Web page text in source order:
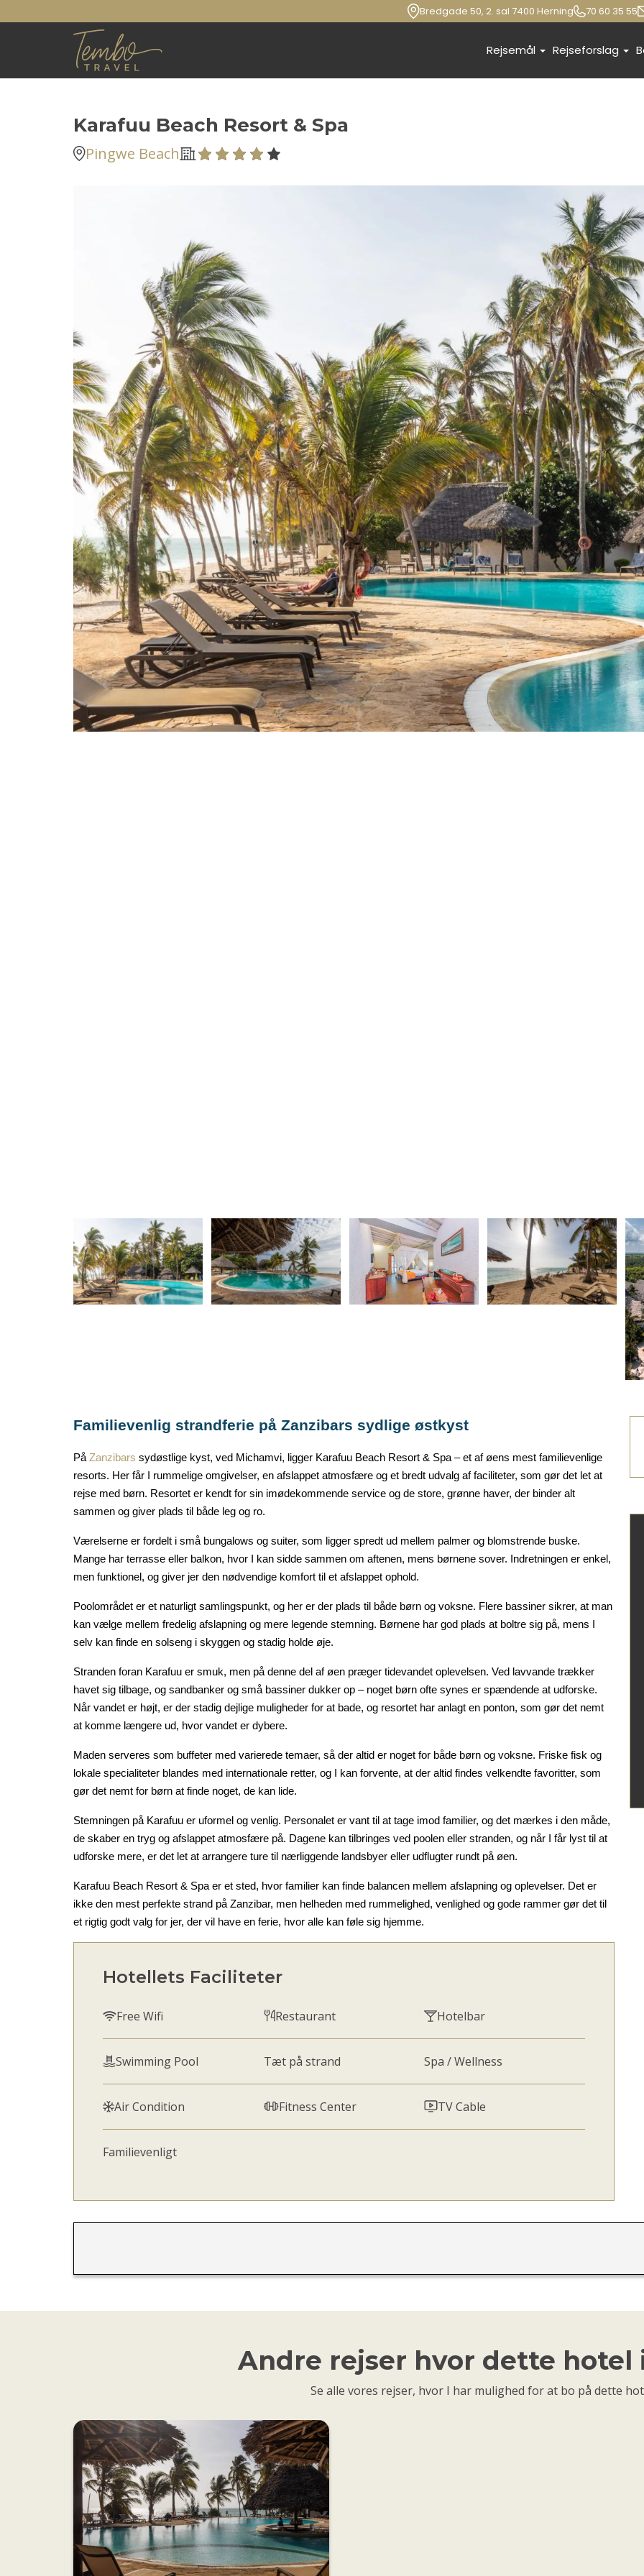
Bredgade 50, 2. sal 7400 Herning 70 60 35 55
Rejsemål Rejseforslag
Karafuu Beach Resort & Spa
Pingwe Beach
Familievenlig strandferie på Zanzibars sydlige østkyst
På Zanzibars sydøstlige kyst, ved Michamvi, ligger Karafuu Beach Resort & Spa – et af øens mest familievenlige
resorts. Her får I rummelige omgivelser, en afslappet atmosfære og et bredt udvalg af faciliteter, som gør det let at
rejse med børn. Resortet er kendt for sin imødekommende service og de store, grønne haver, der binder alt
sammen og giver plads til både leg og ro.
Værelserne er fordelt i små bungalows og suiter, som ligger spredt ud mellem palmer og blomstrende buske.
Mange har terrasse eller balkon, hvor I kan sidde sammen om aftenen, mens børnene sover. Indretningen er enkel,
men funktionel, og giver jer den nødvendige komfort til et afslappet ophold.
Poolområdet er et naturligt samlingspunkt, og her er der plads til både børn og voksne. Flere bassiner sikrer, at man
kan vælge mellem fredelig afslapning og mere legende stemning. Børnene har god plads at boltre sig på, mens I
selv kan finde en solseng i skyggen og stadig holde øje.
Stranden foran Karafuu er smuk, men på denne del af øen præger tidevandet oplevelsen. Ved lavvande trækker
havet sig tilbage, og sandbanker og små bassiner dukker op – noget børn ofte synes er spændende at udforske.
Når vandet er højt, er der stadig dejlige muligheder for at bade, og resortet har anlagt en ponton, som gør det nemt
at komme længere ud, hvor vandet er dybere.
Maden serveres som buffeter med varierede temaer, så der altid er noget for både børn og voksne. Friske fisk og
lokale specialiteter blandes med internationale retter, og I kan forvente, at der altid findes velkendte favoritter, som
gør det nemt for børn at finde noget, de kan lide.
Stemningen på Karafuu er uformel og venlig. Personalet er vant til at tage imod familier, og det mærkes i den måde,
de skaber en tryg og afslappet atmosfære på. Dagene kan tilbringes ved poolen eller stranden, og når I får lyst til at
udforske mere, er det let at arrangere ture til nærliggende landsbyer eller udflugter rundt på øen.
Karafuu Beach Resort & Spa er et sted, hvor familier kan finde balancen mellem afslapning og oplevelser. Det er
ikke den mest perfekte strand på Zanzibar, men helheden med rummelighed, venlighed og gode rammer gør det til
et rigtig godt valg for jer, der vil have en ferie, hvor alle kan føle sig hjemme.
Hotellets Faciliteter
Free Wifi Restaurant Hotelbar
Swimming Pool Tæt på strand Spa / Wellness
Air Condition Fitness Center TV Cable
Familievenligt
Andre rejser hvor dette hotel
Se alle vores rejser, hvor I har mulighed for at bo på dette